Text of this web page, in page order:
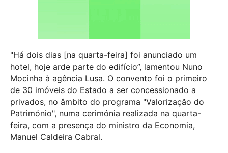
"Há dois dias [na quarta-feira] foi anunciado um
hotel, hoje arde parte do edifício”, lamentou Nuno
Mocinha à agência Lusa. O convento foi o primeiro
de 30 imóveis do Estado a ser concessionado a
privados, no âmbito do programa "Valorização do
Património", numa cerimónia realizada na quarta-
feira, com a presença do ministro da Economia,
Manuel Caldeira Cabral.